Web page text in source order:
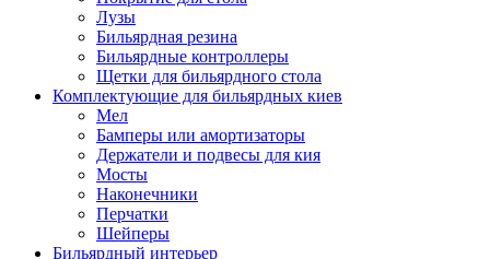
Лузы
Бильярдная резина
Бильярдные контроллеры
Щетки для бильярдного стола
Комплектующие для бильярдных киев
Мел
Бамперы или амортизаторы
Держатели и подвесы для кия
Мосты
Наконечники
Перчатки
Шейперы
Бильярдный интерьер